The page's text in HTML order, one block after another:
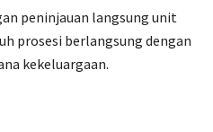
peninjauan langsung unit
prosesi berlangsung dengan
kekeluargaan.